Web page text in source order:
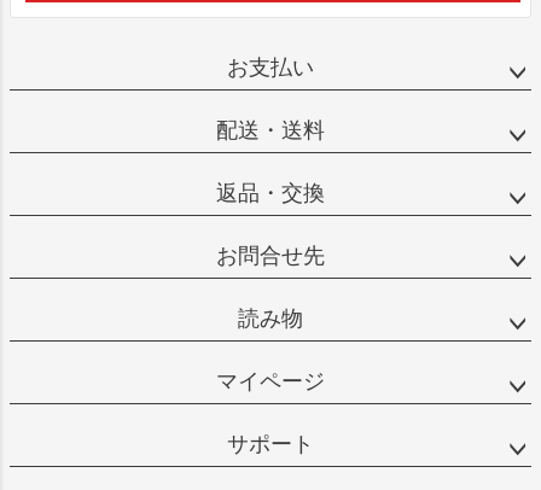
お支払い
配送・送料
返品・交換
お問合せ先
読み物
マイページ
サポート